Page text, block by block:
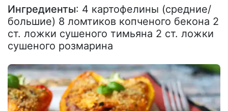
Ингредиенты: 4 картофелины (средние/
большие) 8 ломтиков копченого бекона 2
ст. ложки сушеного тимьяна 2 ст. ложки
сушеного розмарина